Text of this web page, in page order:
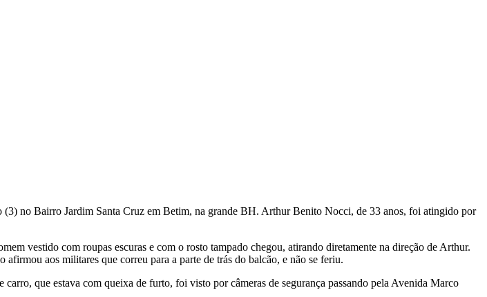
no Bairro Jardim Santa Cruz em Betim, na grande BH. Arthur Benito Nocci, de 33 anos, foi atingido por
vestido com roupas escuras e com o rosto tampado chegou, atirando diretamente na direção de Arthur.
aos militares que correu para a parte de trás do balcão, e não se feriu.
que estava com queixa de furto, foi visto por câmeras de segurança passando pela Avenida Marco